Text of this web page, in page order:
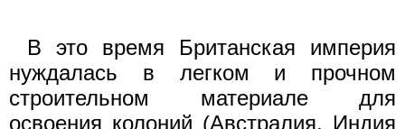
В это время Британская империя
нуждалась в легком и прочном
строительном материале для
освоения колоний (Австралия, Индия